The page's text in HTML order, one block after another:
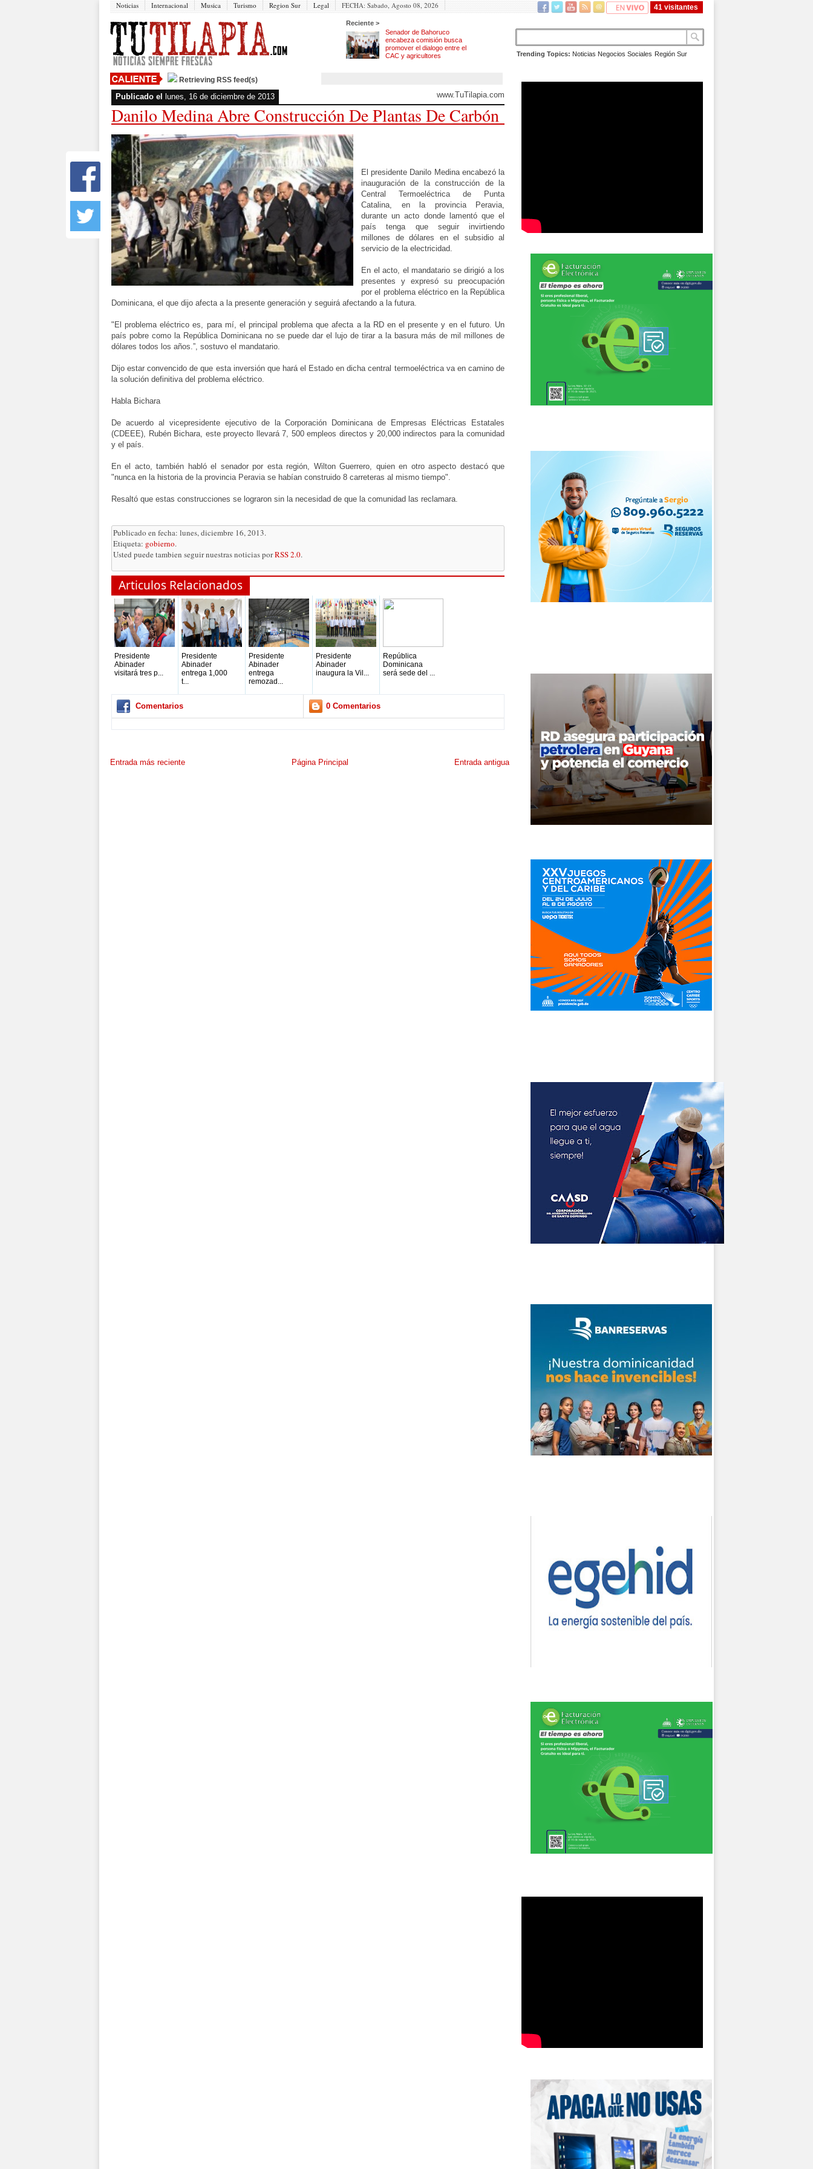
Noticias Internacional Musica Turismo Region Sur Legal FECHA: Sabado, Agosto 08, 2026 41 visitantes
Reciente >
Senador de Bahoruco
encabeza comisión busca
promover el dialogo entre el
CAC y agricultores
Trending Topics: Noticias Negocios Sociales Región Sur
Retrieving RSS feed(s)
Publicado el lunes, 16 de diciembre de 2013 www.TuTilapia.com
Danilo Medina Abre Construcción De Plantas De Carbón
El presidente Danilo Medina encabezó la
inauguración de la construcción de la
Central Termoeléctrica de Punta
Catalina, en la provincia Peravia,
durante un acto donde lamentó que el
país tenga que seguir invirtiendo
millones de dólares en el subsidio al
servicio de la electricidad.
En el acto, el mandatario se dirigió a los
presentes y expresó su preocupación
por el problema eléctrico en la República
Dominicana, el que dijo afecta a la presente generación y seguirá afectando a la futura.
"El problema eléctrico es, para mí, el principal problema que afecta a la RD en el presente y en el futuro. Un
país pobre como la República Dominicana no se puede dar el lujo de tirar a la basura más de mil millones de
dólares todos los años.”, sostuvo el mandatario.
Dijo estar convencido de que esta inversión que hará el Estado en dicha central termoeléctrica va en camino de
la solución definitiva del problema eléctrico.
Habla Bichara
De acuerdo al vicepresidente ejecutivo de la Corporación Dominicana de Empresas Eléctricas Estatales
(CDEEE), Rubén Bichara, este proyecto llevará 7, 500 empleos directos y 20,000 indirectos para la comunidad
y el país.
En el acto, también habló el senador por esta región, Wilton Guerrero, quien en otro aspecto destacó que
"nunca en la historia de la provincia Peravia se habían construido 8 carreteras al mismo tiempo".
Resaltó que estas construcciones se lograron sin la necesidad de que la comunidad las reclamara.
Publicado en fecha: lunes, diciembre 16, 2013.
Etiqueta: gobierno.
Usted puede tambien seguir nuestras noticias porRSS 2.0.
Articulos Relacionados
Presidente
Abinader
visitará tres p...
Presidente
Abinader
entrega 1,000
t...
Presidente
Abinader
entrega
remozad...
Presidente
Abinader
inaugura la Vil...
República
Dominicana
será sede del ...
Comentarios 0 Comentarios
Entrada más reciente Entrada antigua
Página Principal